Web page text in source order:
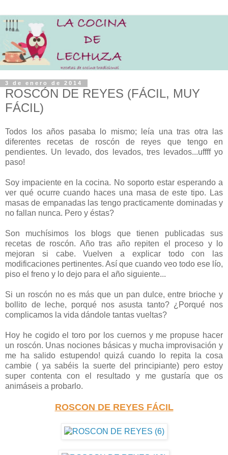
3 de enero de 2014
ROSCÓN DE REYES (FÁCIL, MUY
FÁCIL)
Todos los años pasaba lo mismo; leía una tras otra las
diferentes recetas de roscón de reyes que tengo en
pendientes. Un levado, dos levados, tres levados...uffff yo
paso!
Soy impaciente en la cocina. No soporto estar esperando a
ver qué ocurre cuando haces una masa de este tipo. Las
masas de empanadas las tengo practicamente dominadas y
no fallan nunca. Pero y éstas?
Son muchísimos los blogs que tienen publicadas sus
recetas de roscón. Año tras año repiten el proceso y lo
mejoran si cabe. Vuelven a explicar todo con las
modificaciones pertinentes. Así que cuando veo todo ese lío,
piso el freno y lo dejo para el año siguiente...
Si un roscón no es más que un pan dulce, entre brioche y
bollito de leche, porqué nos asusta tanto? ¿Porqué nos
complicamos la vida dándole tantas vueltas?
Hoy he cogido el toro por los cuernos y me propuse hacer
un roscón. Unas nociones básicas y mucha improvisación y
me ha salido estupendo! quizá cuando lo repita la cosa
cambie ( ya sabéis la suerte del principiante) pero estoy
super contenta con el resultado y me gustaría que os
animáseis a probarlo.
ROSCON DE REYES FÁCIL